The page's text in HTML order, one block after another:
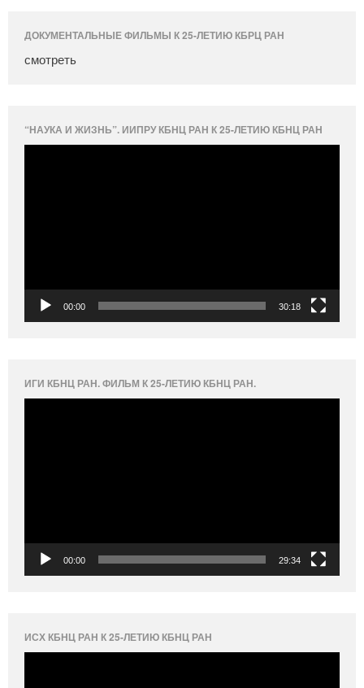
ДОКУМЕНТАЛЬНЫЕ ФИЛЬМЫ К 25-ЛЕТИЮ КБРЦ РАН
смотреть
“НАУКА И ЖИЗНЬ”. ИИПРУ КБНЦ РАН К 25-ЛЕТИЮ КБНЦ РАН
00:00 30:18
ИГИ КБНЦ РАН. ФИЛЬМ К 25-ЛЕТИЮ КБНЦ РАН.
00:00 29:34
ИСХ КБНЦ РАН К 25-ЛЕТИЮ КБНЦ РАН